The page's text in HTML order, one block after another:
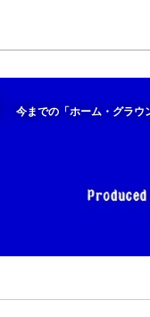
今までの「ホーム・グラ